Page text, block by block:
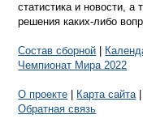
статистика и новости,
решения каких-либо
Состав сборной
Чемпионат Мира 2022
О проекте Карта сайта
Обратная связь